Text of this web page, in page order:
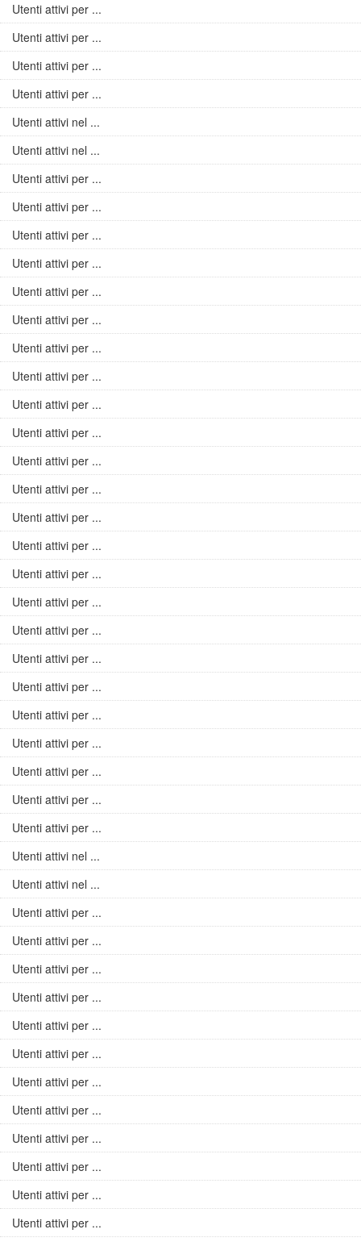
Utenti attivi per ...
Utenti attivi per ...
Utenti attivi per ...
Utenti attivi per ...
Utenti attivi nel ...
Utenti attivi nel ...
Utenti attivi per ...
Utenti attivi per ...
Utenti attivi per ...
Utenti attivi per ...
Utenti attivi per ...
Utenti attivi per ...
Utenti attivi per ...
Utenti attivi per ...
Utenti attivi per ...
Utenti attivi per ...
Utenti attivi per ...
Utenti attivi per ...
Utenti attivi per ...
Utenti attivi per ...
Utenti attivi per ...
Utenti attivi per ...
Utenti attivi per ...
Utenti attivi per ...
Utenti attivi per ...
Utenti attivi per ...
Utenti attivi per ...
Utenti attivi per ...
Utenti attivi per ...
Utenti attivi per ...
Utenti attivi nel ...
Utenti attivi nel ...
Utenti attivi per ...
Utenti attivi per ...
Utenti attivi per ...
Utenti attivi per ...
Utenti attivi per ...
Utenti attivi per ...
Utenti attivi per ...
Utenti attivi per ...
Utenti attivi per ...
Utenti attivi per ...
Utenti attivi per ...
Utenti attivi per ...